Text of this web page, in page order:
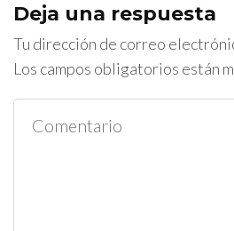
Deja una respuesta
Tu dirección de correo
Los campos obligatorios están